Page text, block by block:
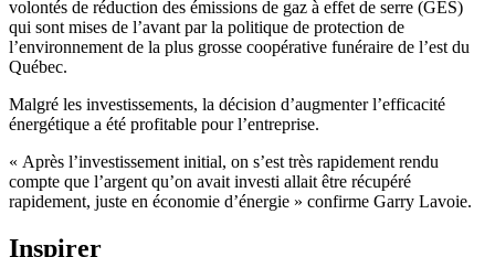
volontés de réduction des émissions de gaz à effet de serre (GES)
qui sont mises de l’avant par la politique de protection de
l’environnement de la plus grosse coopérative funéraire de l’est du
Québec.
Malgré les investissements, la décision d’augmenter l’efficacité
énergétique a été profitable pour l’entreprise.
« Après l’investissement initial, on s’est très rapidement rendu
compte que l’argent qu’on avait investi allait être récupéré
rapidement, juste en économie d’énergie » confirme Garry Lavoie.
Inspirer